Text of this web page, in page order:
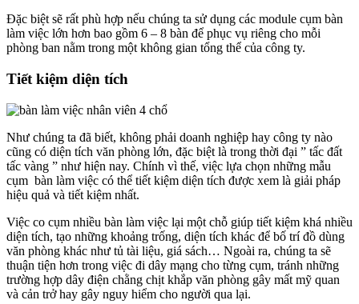
Đặc biệt sẽ rất phù hợp nếu chúng ta sử dụng các module cụm bàn
làm việc lớn hơn bao gồm 6 – 8 bàn để phục vụ riêng cho mỗi
phòng ban nằm trong một không gian tổng thể của công ty.
Tiết kiệm diện tích
Như chúng ta đã biết, không phải doanh nghiệp hay công ty nào
cũng có diện tích văn phòng lớn, đặc biệt là trong thời đại ” tấc đất
tấc vàng ” như hiện nay. Chính vì thế, việc lựa chọn những mẫu
cụm bàn làm việc có thể tiết kiệm diện tích được xem là giải pháp
hiệu quả và tiết kiệm nhất.
Việc co cụm nhiều bàn làm việc lại một chỗ giúp tiết kiệm khá nhiều
diện tích, tạo những khoảng trống, diện tích khác để bố trí đồ dùng
văn phòng khác như tủ tài liệu, giá sách… Ngoài ra, chúng ta sẽ
thuận tiện hơn trong việc đi dây mạng cho từng cụm, tránh những
trường hợp dây điện chằng chịt khắp văn phòng gây mất mỹ quan
và cản trở hay gây nguy hiểm cho người qua lại.